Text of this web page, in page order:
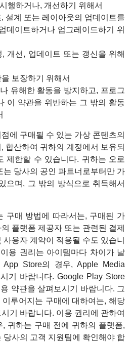
행하거나, 개선하기 위해서
설계 또는 레이아웃의 업데이트를
데이트하거나 업그레이드하기 위
개선, 업데이트 또는 갱신을 위해
보장하기 위해서
유해한 활동을 방지하고, 프로그
이 약관을 위반하는 그 밖의 활동
에 구매될 수 있는 가상 콘텐츠의
합산하여 귀하의 계정에서 보유되
제한할 수 있습니다. 귀하는 오로
는 당사의 공인 파트너로부터만 가
으며, 그 밖의 방식으로 취득해서
구매 방법에 따라서는, 구매된 가
플랫폼 제공자 또는 관련된 결제
용자 계약이 적용될 수도 있습니
용 권리는 아이템마다 차이가 날
Store의 경우, Apple Media
기 바랍니다. Google Play Store
약관을 살펴보시기 바랍니다. 그
루어지는 구매에 대하여는, 해당
기 바랍니다. 이용 권리에 관하여
귀하는 구매 전에 귀하의 플랫폼,
당사의 고객 지원팀에 확인해야 합